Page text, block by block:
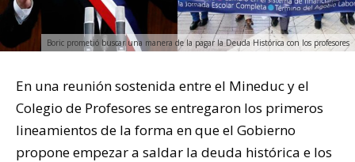
Boric prometió buscar una manera de la pagar la Deuda Histórica con los profesores
En una reunión sostenida entre el Mineduc y el
Colegio de Profesores se entregaron los primeros
lineamientos de la forma en que el Gobierno
propone empezar a saldar la deuda histórica e los